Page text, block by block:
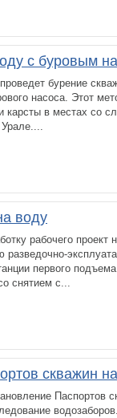
с буровым
бурение
насоса. Этот
карсты в местах со
Урале....
воду
рабочего проект
первого
снятием с...
скважин
Паспортов